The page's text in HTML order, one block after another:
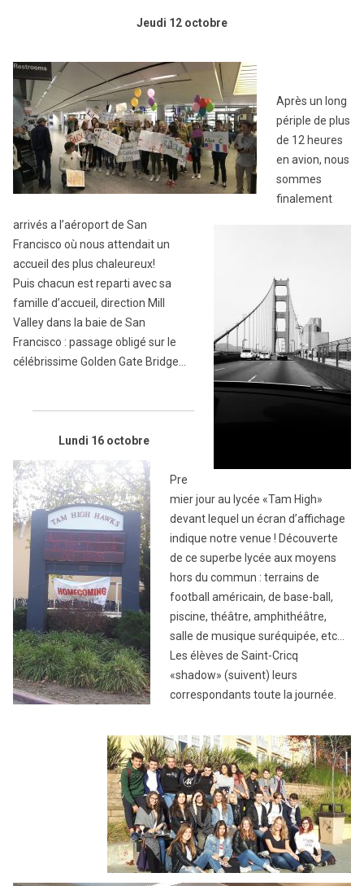
Jeudi 12 octobre
Après un long
périple de plus
de 12 heures
en avion, nous
sommes
finalement
arrivés a l’aéroport de San
Francisco où nous attendait un
accueil des plus chaleureux!
Puis chacun est reparti avec sa
famille d’accueil, direction Mill
Valley dans la baie de San
Francisco : passage obligé sur le
célébrissime Golden Gate Bridge…
Lundi 16 octobre
Pre
mier jour au lycée «Tam High»
devant lequel un écran d’affichage
indique notre venue ! Découverte
de ce superbe lycée aux moyens
hors du commun : terrains de
football américain, de base-ball,
piscine, théâtre, amphithéâtre,
salle de musique suréquipée, etc…
Les élèves de Saint-Cricq
«shadow» (suivent) leurs
correspondants toute la journée.
de
vídeo